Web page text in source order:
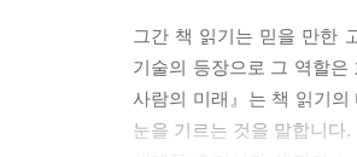
그간 책 읽기는 믿을 만한
기술의 등장으로 그 역할은
사람의 미래』는 책 읽기의
눈을 기르는 것을 말합니다